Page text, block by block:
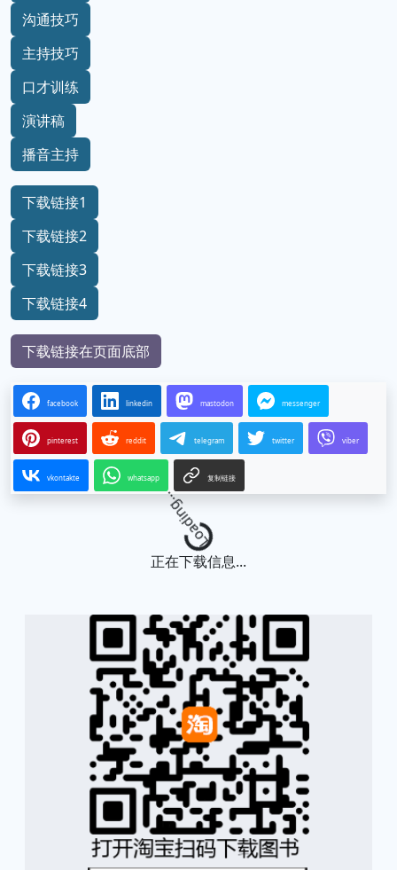
沟通技巧
主持技巧
口才训练
演讲稿
播音主持
下载链接1
下载链接2
下载链接3
下载链接4
下载链接在页面底部
facebook linkedin mastodon messenger
pinterest reddit telegram twitter viber
vkontakte whatsapp 复制链接
Loading...
正在下载信息...